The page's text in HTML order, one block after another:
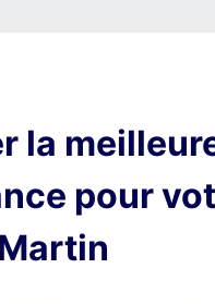
la
pour